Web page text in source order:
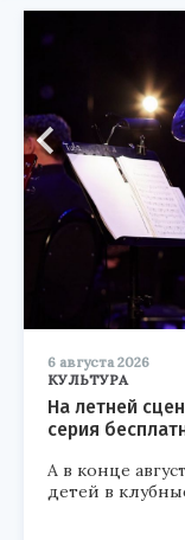
6 августа 2026
КУЛЬТУРА
На летней
серия
А в конце
детей в